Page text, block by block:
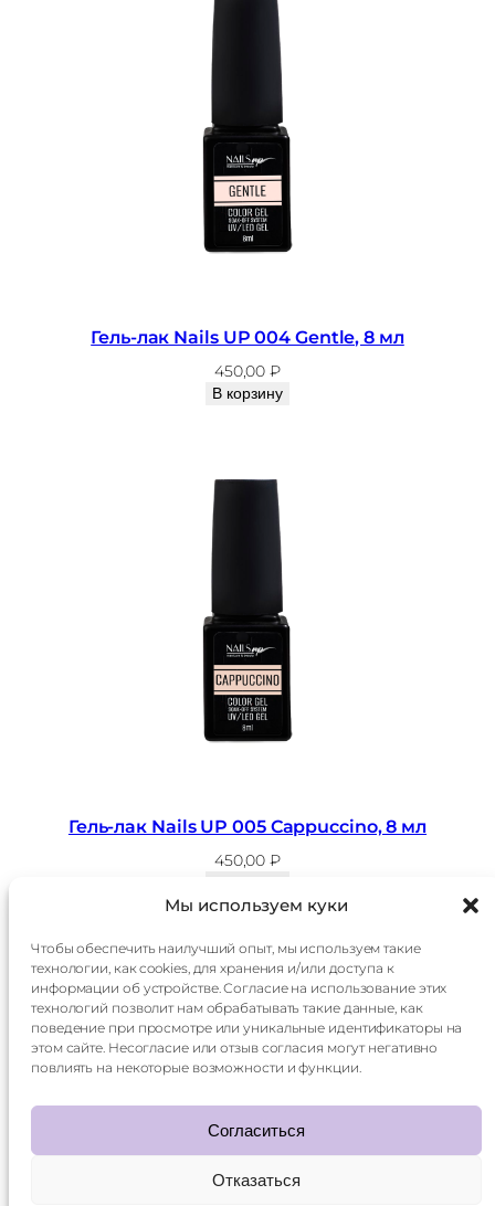
Мы используем куки
Чтобы обеспечить наилучший опыт, мы используем такие
технологии, как cookies, для хранения и/или доступа к
информации об устройстве. Согласие на использование этих
технологий позволит нам обрабатывать такие данные, как
поведение при просмотре или уникальные идентификаторы на
этом сайте. Несогласие или отзыв согласия могут негативно
повлиять на некоторые возможности и функции.
Согласиться
Отказаться
Гель-лак Nails UP 004 Gentle, 8 мл
450,00₽
В корзину
Гель-лак Nails UP 005 Cappuccino, 8 мл
450,00₽
Главная
Каталог
О
компании
Доставка
Оплата
Контакты
Контакты:
mani.qr@yandex.ru